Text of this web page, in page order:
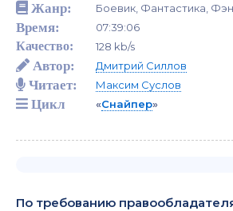
Жанр: Боевик, Фантастика,
Время:
07:39:06
Качество:
128 kb/s
Автор: Дмитрий Силлов
Читает: Максим Суслов
Цикл «Снайпер»
По требованию